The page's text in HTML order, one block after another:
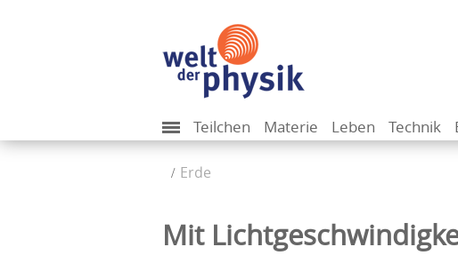
Teilchen Materie Leben Technik
Erde
Mit